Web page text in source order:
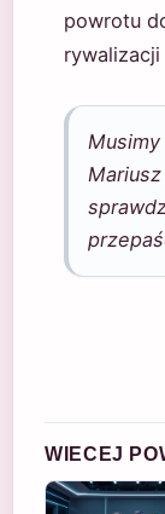
powrotu
WIECEJ